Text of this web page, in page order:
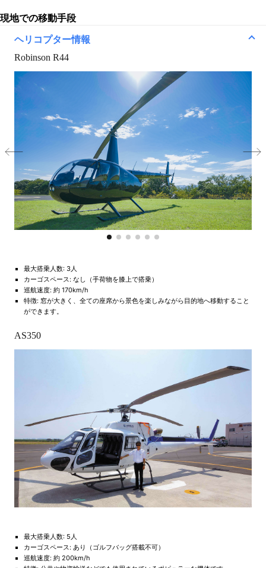
現地での移動手段
Line2
ヘリコプター情報
Robinson R44
最大搭乗人数: 3人
カーゴスペース: なし（手荷物を膝上で搭乗）
巡航速度: 約 170km/h
特徴: 窓が大きく、全ての座席から景色を楽しみながら目的地へ移動すること
ができます。
AS350
最大搭乗人数: 5人
カーゴスペース: あり（ゴルフバッグ搭載不可）
巡航速度: 約 200km/h